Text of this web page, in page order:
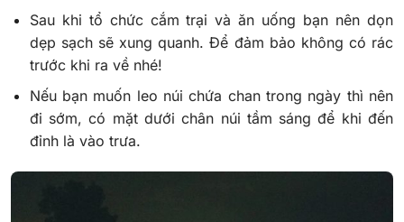
Sau khi tổ chức cắm trại và ăn uống bạn nên dọn
dẹp sạch sẽ xung quanh. Để đảm bảo không có rác
trước khi ra về nhé!
Nếu bạn muốn leo núi chứa chan trong ngày thì nên
đi sớm, có mặt dưới chân núi tầm sáng để khi đến
đỉnh là vào trưa.